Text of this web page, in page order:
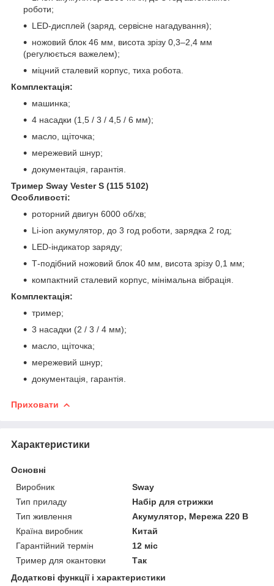
роботи;
LED-дисплей (заряд, сервісне нагадування);
ножовий блок 46 мм, висота зрізу 0,3–2,4 мм
(регулюється важелем);
міцний сталевий корпус, тиха робота.
Комплектація:
машинка;
4 насадки (1,5 / 3 / 4,5 / 6 мм);
масло, щіточка;
мережевий шнур;
документація, гарантія.
Тример Sway Vester S (115 5102)
Особливості:
роторний двигун 6000 об/хв;
Li-ion акумулятор, до 3 год роботи, зарядка 2 год;
LED-індикатор заряду;
Т-подібний ножовий блок 40 мм, висота зрізу 0,1 мм;
компактний сталевий корпус, мінімальна вібрація.
Комплектація:
тример;
3 насадки (2 / 3 / 4 мм);
масло, щіточка;
мережевий шнур;
документація, гарантія.
Приховати
Характеристики
Основні
Виробник
Sway
Тип приладу
Набір для стрижки
Тип живлення
Акумулятор, Мережа 220 В
Країна виробник
Китай
Гарантійний термін
12 міс
Тример для окантовки
Так
Додаткові функції і характеристики